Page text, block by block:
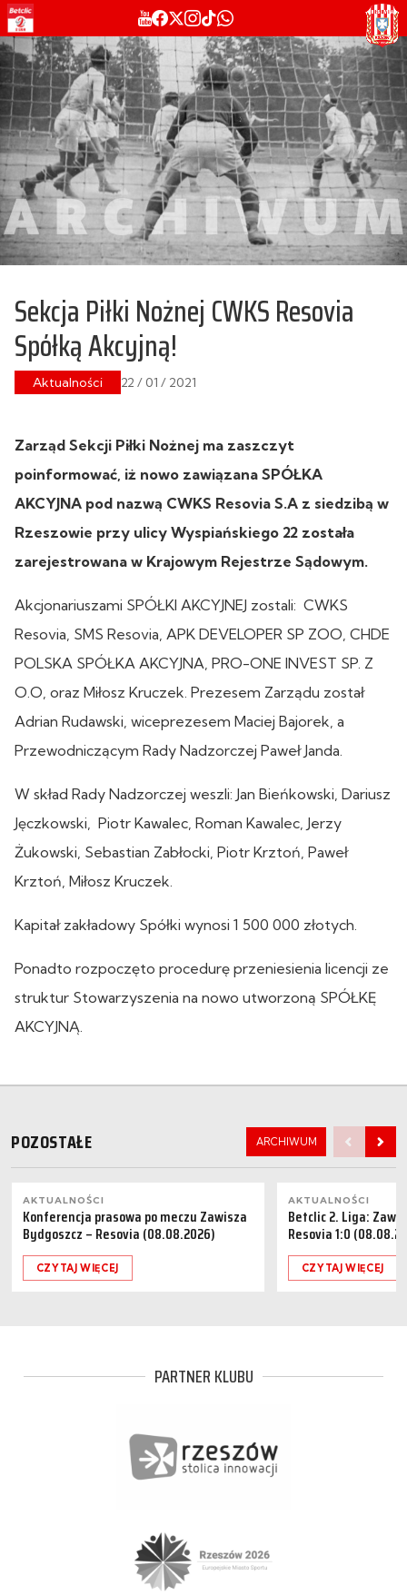
Sekcja Piłki Nożnej CWKS Resovia
Spółką Akcyjną!
Aktualności 22 / 01 / 2021
Zarząd Sekcji Piłki Nożnej ma zaszczyt
poinformować, iż nowo zawiązana SPÓŁKA
AKCYJNA pod nazwą CWKS Resovia S.A z siedzibą w
Rzeszowie przy ulicy Wyspiańskiego 22 została
zarejestrowana w Krajowym Rejestrze Sądowym.
Akcjonariuszami SPÓŁKI AKCYJNEJ zostali: CWKS
Resovia, SMS Resovia, APK DEVELOPER SP ZOO, CHDE
POLSKA SPÓŁKA AKCYJNA, PRO-ONE INVEST SP. Z
O.O, oraz Miłosz Kruczek. Prezesem Zarządu został
Adrian Rudawski, wiceprezesem Maciej Bajorek, a
Przewodniczącym Rady Nadzorczej Paweł Janda.
W skład Rady Nadzorczej weszli: Jan Bieńkowski, Dariusz
Jęczkowski, Piotr Kawalec, Roman Kawalec, Jerzy
Żukowski, Sebastian Zabłocki, Piotr Krztoń, Paweł
Krztoń, Miłosz Kruczek.
Kapitał zakładowy Spółki wynosi 1 500 000 złotych.
Ponadto rozpoczęto procedurę przeniesienia licencji ze
struktur Stowarzyszenia na nowo utworzoną SPÓŁKĘ
AKCYJNĄ.
POZOSTAŁE ARCHIWUM
AKTUALNOŚCI
Konferencja prasowa po meczu Zawisza
Bydgoszcz – Resovia (08.08.2026)
CZYTAJ WIĘCEJ
AKTUALNOŚCI
Betclic 2. Liga:
Resovia 1:0
CZYTAJ WIĘCEJ
PARTNER KLUBU